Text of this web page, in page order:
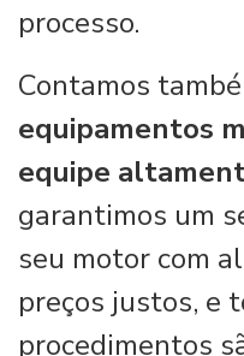
processo.
Contamos
equipamentos
equipe
garantimos um
seu motor com
preços justos, e
procedimentos